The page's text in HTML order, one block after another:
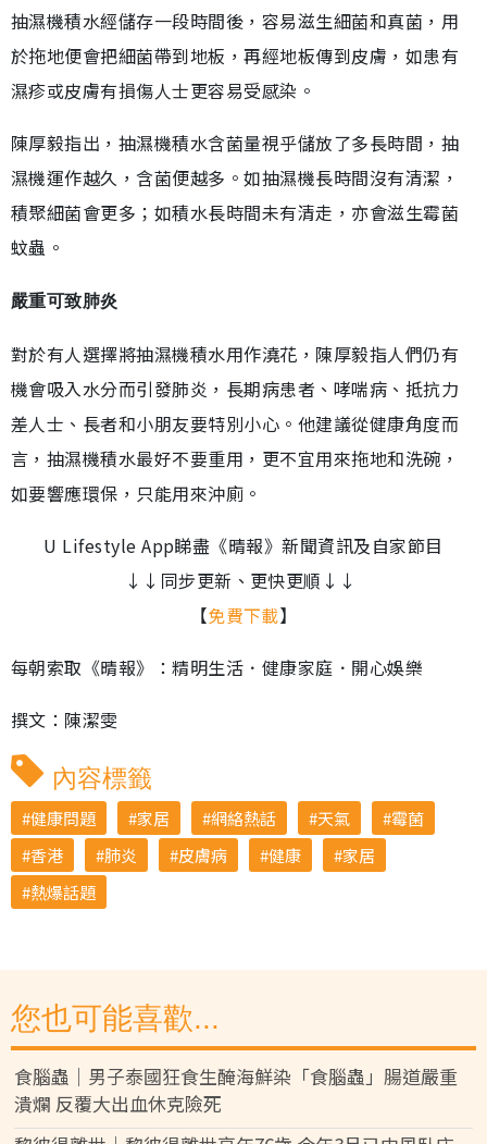
抽濕機積水經儲存一段時間後，容易滋生細菌和真菌，用
於拖地便會把細菌帶到地板，再經地板傳到皮膚，如患有
濕疹或皮膚有損傷人士更容易受感染。
陳厚毅指出，抽濕機積水含菌量視乎儲放了多長時間，抽
濕機運作越久，含菌便越多。如抽濕機長時間沒有清潔，
積聚細菌會更多；如積水長時間未有清走，亦會滋生霉菌
蚊蟲。
嚴重可致肺炎
對於有人選擇將抽濕機積水用作澆花，陳厚毅指人們仍有
機會吸入水分而引發肺炎，長期病患者、哮喘病、抵抗力
差人士、長者和小朋友要特別小心。他建議從健康角度而
言，抽濕機積水最好不要重用，更不宜用來拖地和洗碗，
如要響應環保，只能用來沖廁。
U Lifestyle App睇盡《晴報》新聞資訊及自家節目
↓↓同步更新、更快更順↓↓
【免費下載】
每朝索取《晴報》：精明生活．健康家庭．開心娛樂
撰文：陳潔雯
內容標籤
健康問題 家居 網絡熱話 天氣
霉菌
香港
肺炎 皮膚病 健康
家居
熱爆話題
您也可能喜歡...
食腦蟲｜男子泰國狂食生醃海鮮染「食腦蟲」腸道嚴重
潰爛 反覆大出血休克險死